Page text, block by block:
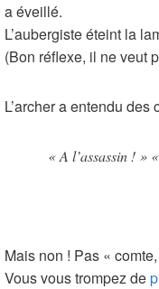
a éveillé.
L’aubergiste éteint la
(Bon réflexe, il ne veut
L’archer a entendu des
« A l’assassin ! »
Mais non ! Pas «
Vous vous trompez de